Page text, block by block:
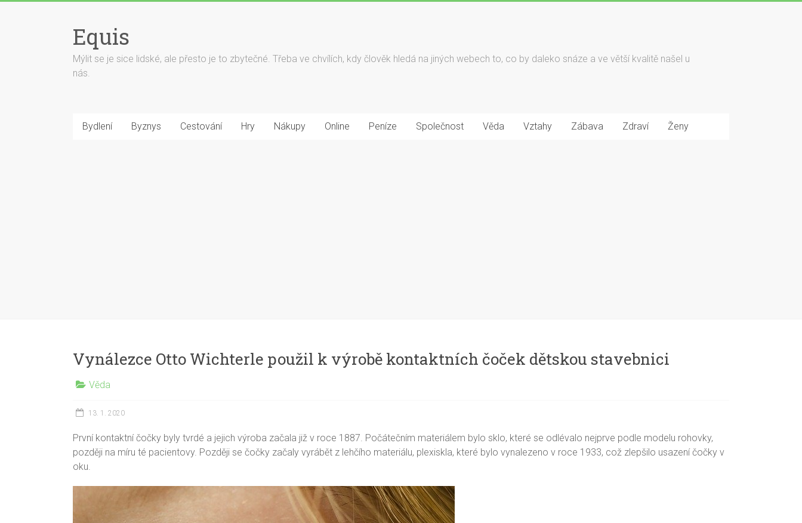
Equis
Mýlit se je sice lidské, ale přesto je to zbytečné. Třeba ve chvílích, kdy člověk hledá na jiných webech to, co by daleko snáze a ve větší kvalitě našel u
nás.
Bydlení Byznys Cestování Hry Nákupy Online Peníze Společnost Věda Vztahy Zábava Zdraví Ženy
Vynálezce Otto Wichterle použil k výrobě kontaktních čoček dětskou stavebnici
Věda
13. 1. 2020
První kontaktní čočky byly tvrdé a jejich výroba začala již v roce 1887. Počátečním materiálem bylo sklo, které se odlévalo nejprve podle modelu rohovky,
později na míru té pacientovy. Později se čočky začaly vyrábět z lehčího materiálu, plexiskla, které bylo vynalezeno v roce 1933, což zlepšilo usazení čočky v
oku.